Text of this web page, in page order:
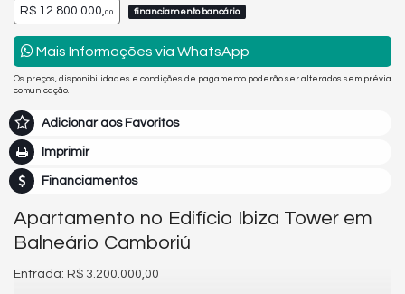
R$ 12.800.000,00 financiamento bancário
Mais Informações via WhatsApp
Os preços, disponibilidades e condições de pagamento poderão ser alterados sem prévia
comunicação.
Adicionar aos Favoritos
Imprimir
Financiamentos
Apartamento no Edifício Ibiza Tower em
Balneário Camboriú
Entrada: R$ 3.200.000,00